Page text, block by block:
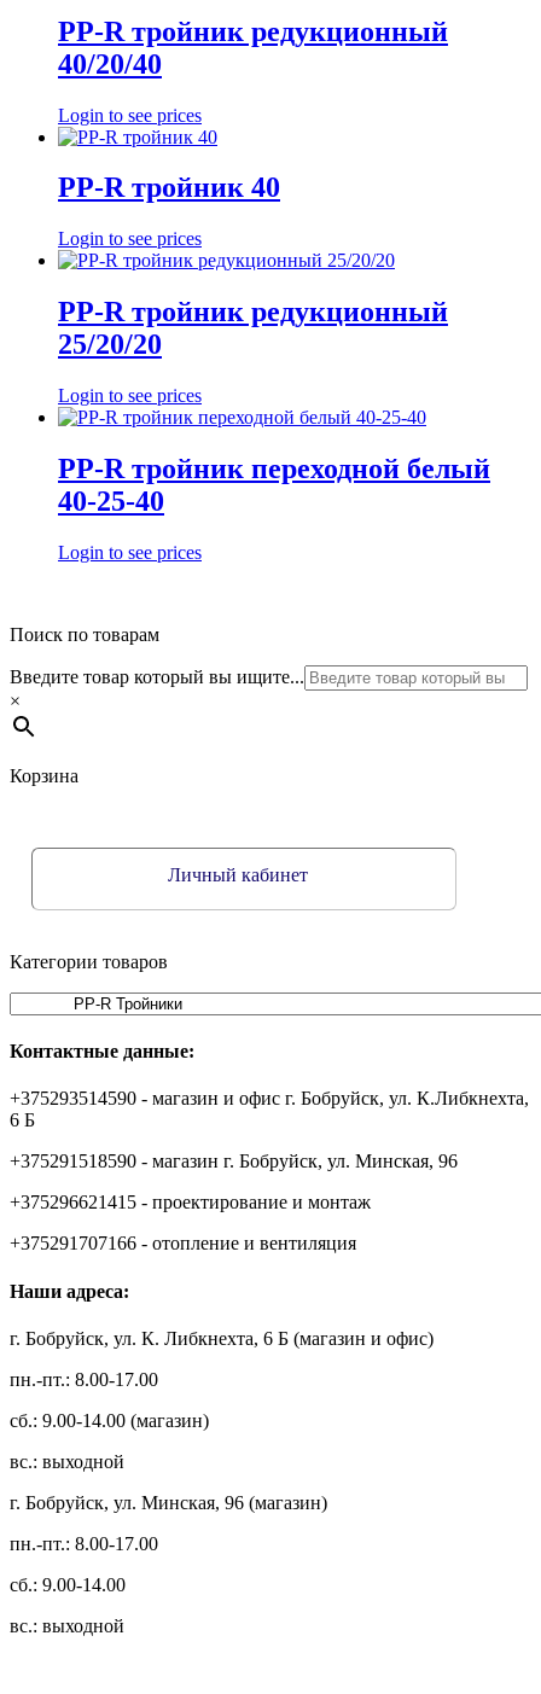
PP-R тройник редукционный
40/20/40
Login to see prices
PP-R тройник 40
Login to see prices
PP-R тройник редукционный
25/20/20
Login to see prices
PP-R тройник переходной белый
40-25-40
Login to see prices
Поиск по товарам
Введите товар который вы ищите...
×
Корзина
Личный кабинет
Категории товаров
Контактные данные:
+375293514590 - магазин и офис г. Бобруйск, ул. К.Либкнехта,
6 Б
+375291518590 - магазин г. Бобруйск, ул. Минская, 96
+375296621415 - проектирование и монтаж
+375291707166 - отопление и вентиляция
Наши адреса:
г. Бобруйск, ул. К. Либкнехта, 6 Б (магазин и офис)
пн.-пт.: 8.00-17.00
сб.: 9.00-14.00 (магазин)
вс.: выходной
г. Бобруйск, ул. Минская, 96 (магазин)
пн.-пт.: 8.00-17.00
сб.: 9.00-14.00
вс.: выходной